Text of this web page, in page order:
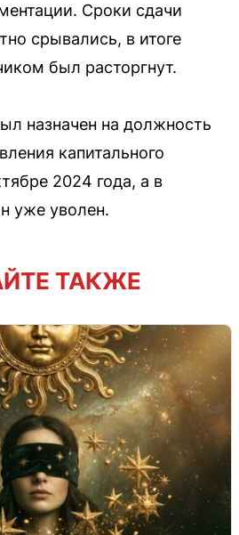
Сроки сдачи
срывались, в итоге
был расторгнут.
назначен на должность
капитального
2024 года, а в
уже уволен.
ТАКЖЕ